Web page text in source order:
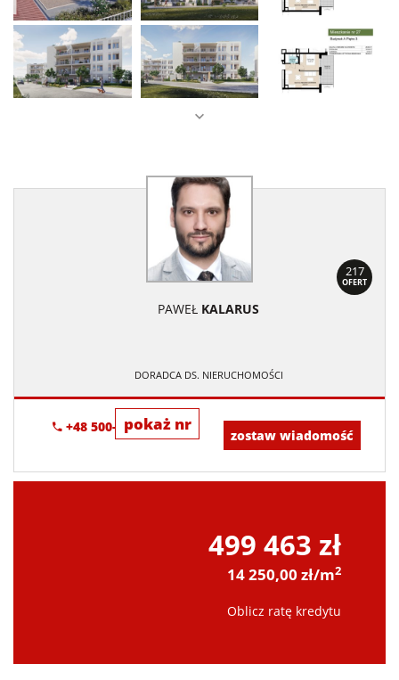
217
OFERT
PAWEŁ KALARUS
DORADCA DS. NIERUCHOMOŚCI
pokaż nr
+48 500-673-615
zostaw wiadomość
499 463 zł
14 250,00 zł/m2
Oblicz ratę kredytu